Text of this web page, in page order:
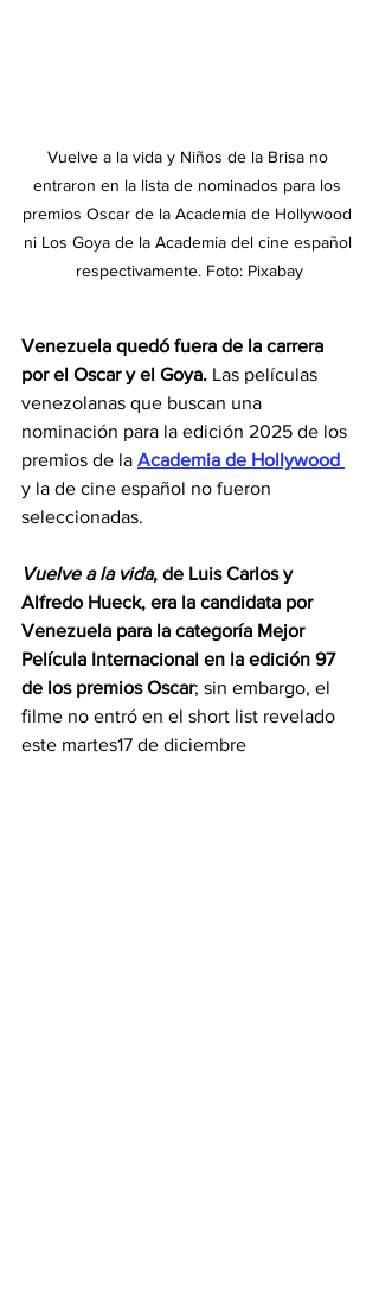
Vuelve a la vida y Niños de la Brisa no
entraron en la lista de nominados para los
premios Oscar de la Academia de Hollywood
ni Los Goya de la Academia del cine español
respectivamente. Foto: Pixabay
Venezuela quedó fuera de la carrera
por el Oscar y el Goya. Las películas
venezolanas que buscan una
nominación para la edición 2025 de los
premios de la Academia de Hollywood
y la de cine español no fueron
seleccionadas.
Vuelve a la vida, de Luis Carlos y
Alfredo Hueck, era la candidata por
Venezuela para la categoría Mejor
Película Internacional en la edición 97
de los premios Oscar; sin embargo, el
filme no entró en el short list revelado
este martes17 de diciembre